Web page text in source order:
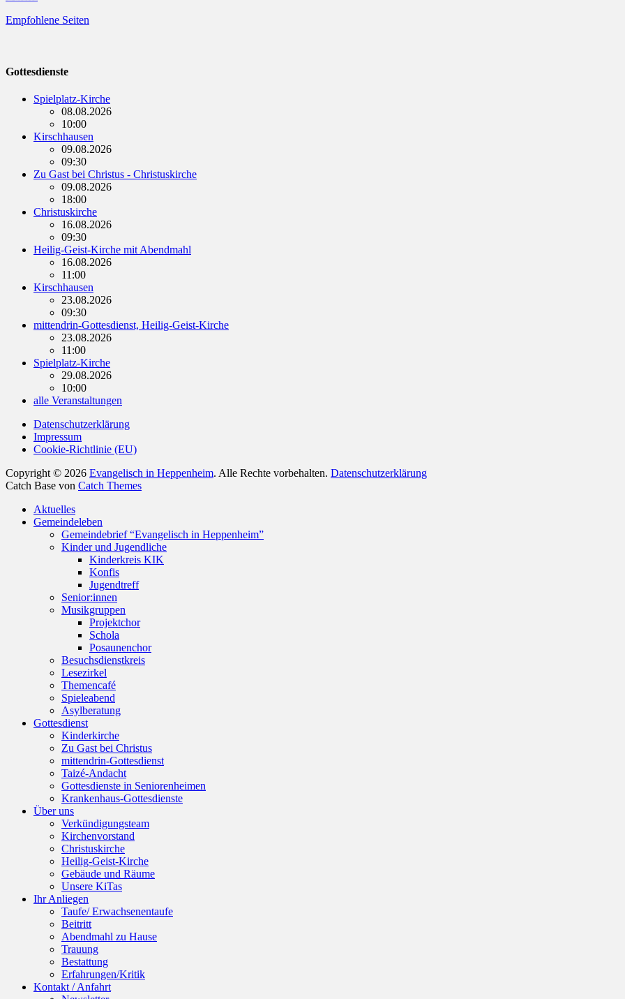
Empfohlene Seiten
Gottesdienste
Spielplatz-Kirche
08.08.2026
10:00
Kirschhausen
09.08.2026
09:30
Zu Gast bei Christus - Christuskirche
09.08.2026
18:00
Christuskirche
16.08.2026
09:30
Heilig-Geist-Kirche mit Abendmahl
16.08.2026
11:00
Kirschhausen
23.08.2026
09:30
mittendrin-Gottesdienst, Heilig-Geist-Kirche
23.08.2026
11:00
Spielplatz-Kirche
29.08.2026
10:00
alle Veranstaltungen
Datenschutzerklärung
Impressum
Cookie-Richtlinie (EU)
Copyright © 2026 Evangelisch in Heppenheim. Alle Rechte vorbehalten. Datenschutzerklärung
Catch Base von Catch Themes
oben
scrollen
Aktuelles
Gemeindeleben
Gemeindebrief “Evangelisch in Heppenheim”
Kinder und Jugendliche
Kinderkreis KIK
Konfis
Jugendtreff
Senior:innen
Musikgruppen
Projektchor
Schola
Posaunenchor
Besuchsdienstkreis
Lesezirkel
Themencafé
Spieleabend
Asylberatung
Gottesdienst
Kinderkirche
Zu Gast bei Christus
mittendrin-Gottesdienst
Taizé-Andacht
Gottesdienste in Seniorenheimen
Krankenhaus-Gottesdienste
Über uns
Verkündigungsteam
Kirchenvorstand
Christuskirche
Heilig-Geist-Kirche
Gebäude und Räume
Unsere KiTas
Ihr Anliegen
Taufe/ Erwachsenentaufe
Beitritt
Abendmahl zu Hause
Trauung
Bestattung
Erfahrungen/Kritik
Kontakt / Anfahrt